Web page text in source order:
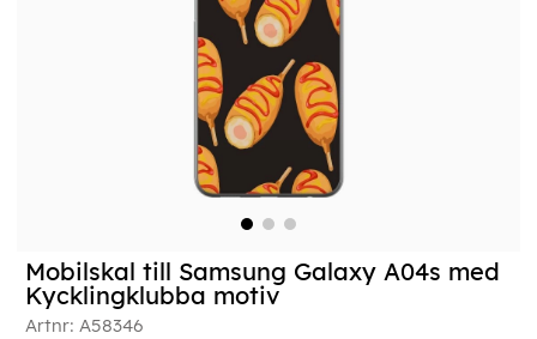
Mobilskal till Samsung Galaxy A04s med
Kycklingklubba motiv
Artnr: A58346